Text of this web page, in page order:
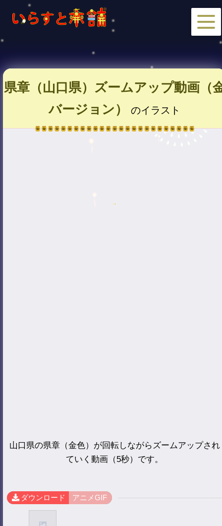
県章（山口県）ズームアップ動画（
バージョン）
のイラスト
山口県の県章（金色）が回転しながらズームアップされ
ていく動画（5秒）です。
ダウンロード アニメGIF